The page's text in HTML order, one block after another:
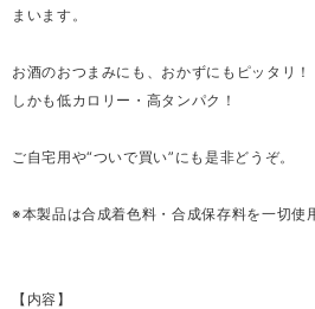
まいます。
お酒のおつまみにも、おかずにもピッタリ！
しかも低カロリー・高タンパク！
ご自宅用や“ついで買い”にも是非どうぞ。
※本製品は合成着色料・合成保存料を一切使
【内容】